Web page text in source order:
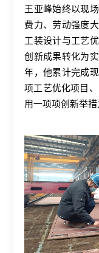
王亚峰始终以现
费力、劳动强度
工装设计与工艺
创新成果转化为
年，他累计完成
项工艺优化项目
用一项项创新举措